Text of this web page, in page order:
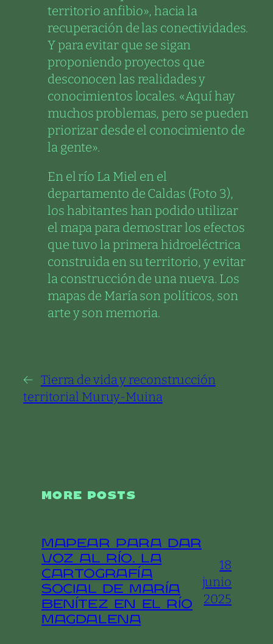
territorio anfibio», hacia la
recuperación de las conectividades.
Y para evitar que se sigan
proponiendo proyectos que
desconocen las realidades y
conocimientos locales. «Aquí hay
muchos problemas, pero se pueden
priorizar desde el conocimiento de
la gente».
En el río La Miel en el
departamento de Caldas (Foto 3),
los habitantes han podido utilizar
el mapa para demostrar los efectos
que tuvo la primera hidroeléctrica
construida en su territorio, y evitar
la construcción de una nueva. Los
mapas de María son políticos, son
arte y son memoria.
← Tierra de vida y reconstrucción
territorial Muruy-Muina
MORE POSTS
Mapear para dar
voz al río. La
cartografía
social de María
Benítez en el río
Magdalena
18
junio
2025